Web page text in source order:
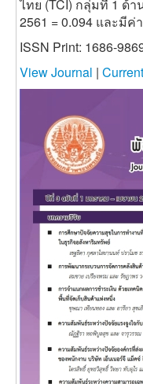
ไทย (TCI) กลุ่มที่ 1 ด้า
2561 = 0.094 และมีค่
ISSN Print: 1686-
View Journal |